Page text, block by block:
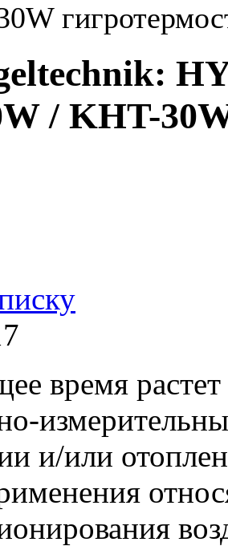
/ KHT-
время
и/или